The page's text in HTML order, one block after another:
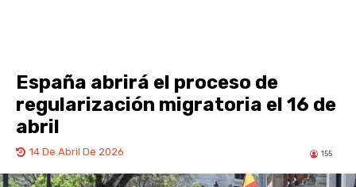
España abrirá el proceso de
regularización migratoria el 16 de
abril
14 De Abril De 2026 155